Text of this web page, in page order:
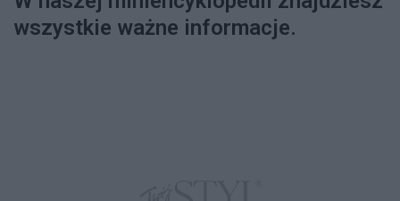
wszystkie ważne informacje.